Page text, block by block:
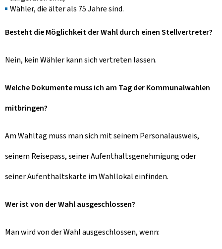
Wähler, die älter als 75 Jahre sind.
Besteht die Möglichkeit der Wahl durch einen Stellvertreter?
Nein, kein Wähler kann sich vertreten lassen.
Welche Dokumente muss ich am Tag der Kommunalwahlen
mitbringen?
Am Wahltag muss man sich mit seinem Personalausweis,
seinem Reisepass, seiner Aufenthaltsgenehmigung oder
seiner Aufenthaltskarte im Wahllokal einfinden.
Wer ist von der Wahl ausgeschlossen?
Man wird von der Wahl ausgeschlossen, wenn: